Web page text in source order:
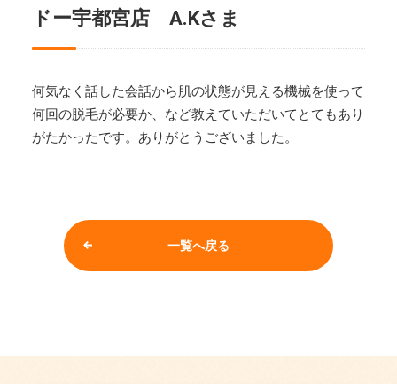
ドー宇都宮店 A.Kさま
何気なく話した会話から肌の状態が見える機械を使って
何回の脱毛が必要か、など教えていただいてとてもあり
がたかったです。ありがとうございました。
一覧へ戻る